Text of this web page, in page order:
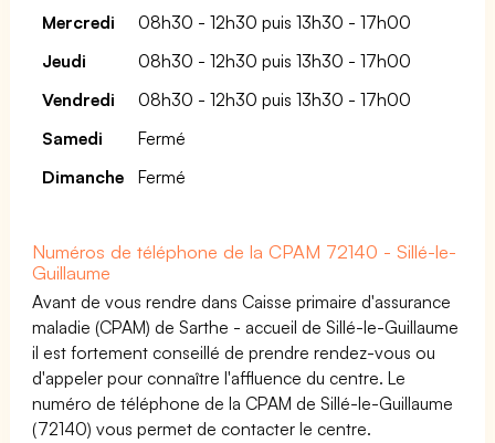
Mercredi
08h30 - 12h30 puis 13h30 - 17h00
Jeudi
08h30 - 12h30 puis 13h30 - 17h00
Vendredi
08h30 - 12h30 puis 13h30 - 17h00
Samedi
Fermé
Dimanche
Fermé
Numéros de téléphone de la CPAM 72140 - Sillé-le-
Guillaume
Avant de vous rendre dans Caisse primaire d'assurance
maladie (CPAM) de Sarthe - accueil de Sillé-le-Guillaume
il est fortement conseillé de prendre rendez-vous ou
d'appeler pour connaître l'affluence du centre. Le
numéro de téléphone de la CPAM de Sillé-le-Guillaume
(72140) vous permet de contacter le centre.